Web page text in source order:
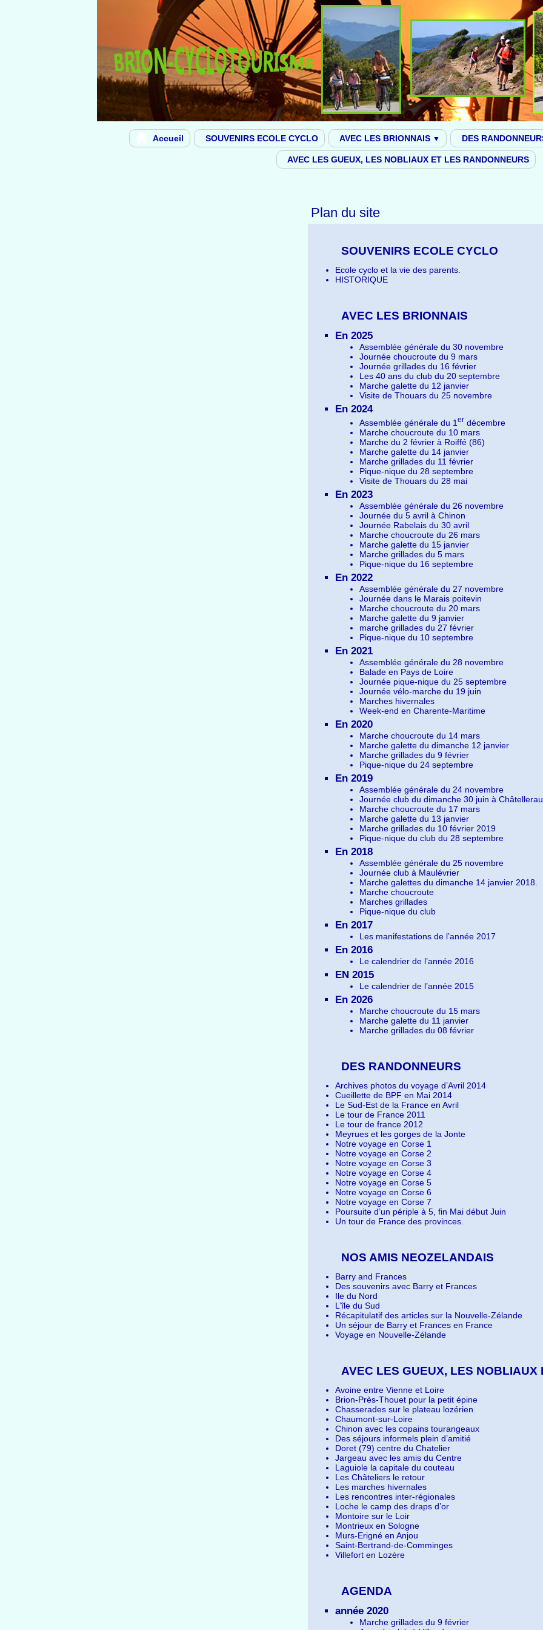
Accueil SOUVENIRS ECOLE CYCLO AVEC LES BRIONNAIS ▼ DES
AVEC LES GUEUX, LES NOBLIAUX ET LES RANDONNEURS
Plan du site
SOUVENIRS ECOLE CYCLO
Ecole cyclo et la vie des parents.
HISTORIQUE
AVEC LES BRIONNAIS
En 2025
Assemblée générale du 30 novembre
Journée choucroute du 9 mars
Journée grillades du 16 février
Les 40 ans du club du 20 septembre
Marche galette du 12 janvier
Visite de Thouars du 25 novembre
En 2024
Assemblée générale du 1 er décembre
Marche choucroute du 10 mars
Marche du 2 février à Roiffé (86)
Marche galette du 14 janvier
Marche grillades du 11 février
Pique-nique du 28 septembre
Visite de Thouars du 28 mai
En 2023
Assemblée générale du 26 novembre
Journée du 5 avril à Chinon
Journée Rabelais du 30 avril
Marche choucroute du 26 mars
Marche galette du 15 janvier
Marche grillades du 5 mars
Pique-nique du 16 septembre
En 2022
Assemblée générale du 27 novembre
Journée dans le Marais poitevin
Marche choucroute du 20 mars
Marche galette du 9 janvier
marche grillades du 27 février
Pique-nique du 10 septembre
En 2021
Assemblée générale du 28 novembre
Balade en Pays de Loire
Journée pique-nique du 25 septembre
Journée vélo-marche du 19 juin
Marches hivernales
Week-end en Charente-Maritime
En 2020
Marche choucroute du 14 mars
Marche galette du dimanche 12 janvier
Marche grillades du 9 février
Pique-nique du 24 septembre
En 2019
Assemblée générale du 24 novembre
Journée club du dimanche 30 juin à
Marche choucroute du 17 mars
Marche galette du 13 janvier
Marche grillades du 10 février 2019
Pique-nique du club du 28 septembre
En 2018
Assemblée générale du 25 novembre
Journée club à Maulévrier
Marche galettes du dimanche 14 janvier 2018.
Marche choucroute
Marches grillades
Pique-nique du club
En 2017
Les manifestations de l’année 2017
En 2016
Le calendrier de l’année 2016
EN 2015
Le calendrier de l’année 2015
En 2026
Marche choucroute du 15 mars
Marche galette du 11 janvier
Marche grillades du 08 février
DES RANDONNEURS
Archives photos du voyage d’Avril 2014
Cueillette de BPF en Mai 2014
Le Sud-Est de la France en Avril
Le tour de France 2011
Le tour de france 2012
Meyrues et les gorges de la Jonte
Notre voyage en Corse 1
Notre voyage en Corse 2
Notre voyage en Corse 3
Notre voyage en Corse 4
Notre voyage en Corse 5
Notre voyage en Corse 6
Notre voyage en Corse 7
Poursuite d’un périple à 5, fin Mai début Juin
Un tour de France des provinces.
NOS AMIS NEOZELANDAIS
Barry and Frances
Des souvenirs avec Barry et Frances
Ile du Nord
L’île du Sud
Récapitulatif des articles sur la Nouvelle-Zélande
Un séjour de Barry et Frances en France
Voyage en Nouvelle-Zélande
AVEC LES GUEUX, LES NOBLIAUX
Avoine entre Vienne et Loire
Brion-Près-Thouet pour la petit épine
Chasserades sur le plateau lozérien
Chaumont-sur-Loire
Chinon avec les copains tourangeaux
Des séjours informels plein d’amitié
Doret (79) centre du Chatelier
Jargeau avec les amis du Centre
Laguiole la capitale du couteau
Les Châteliers le retour
Les marches hivernales
Les rencontres inter-régionales
Loche le camp des draps d’or
Montoire sur le Loir
Montrieux en Sologne
Murs-Erigné en Anjou
Saint-Bertrand-de-Comminges
Villefort en Lozère
AGENDA
année 2020
Marche grillades du 9 février